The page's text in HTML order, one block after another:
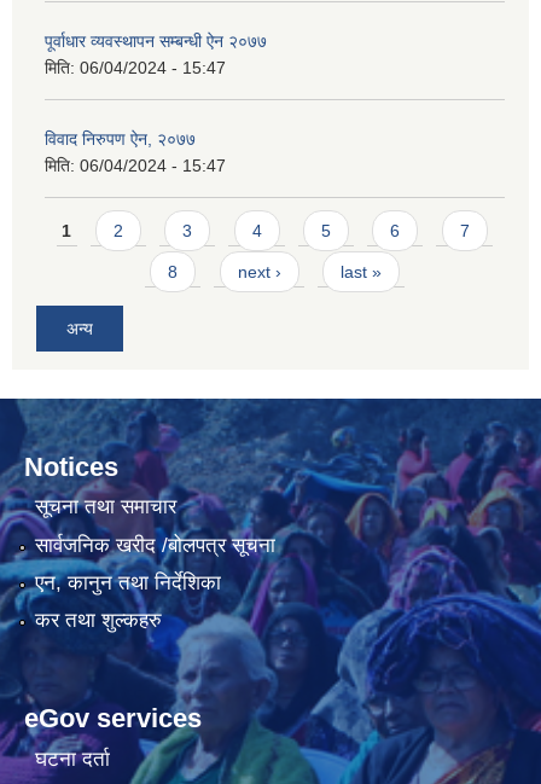
पूर्वाधार व्यवस्थापन सम्बन्धी ऐन २०७७
मिति: 06/04/2024 - 15:47
विवाद निरुपण ऐन, २०७७
मिति: 06/04/2024 - 15:47
Pages
1 2 3 4 5 6 7
8 next › last »
अन्य
Notices
सूचना तथा समाचार
सार्वजनिक खरीद /बोलपत्र सूचना
एन, कानुन तथा निर्देशिका
कर तथा शुल्कहरु
eGov services
घटना दर्ता